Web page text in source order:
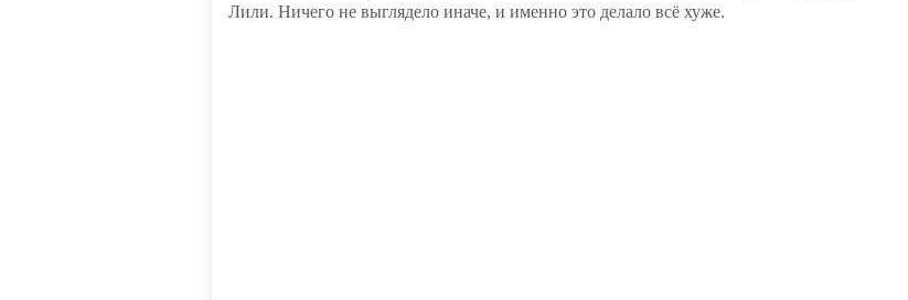
Лили. Ничего не выглядело иначе, и именно это делало всё хуже.